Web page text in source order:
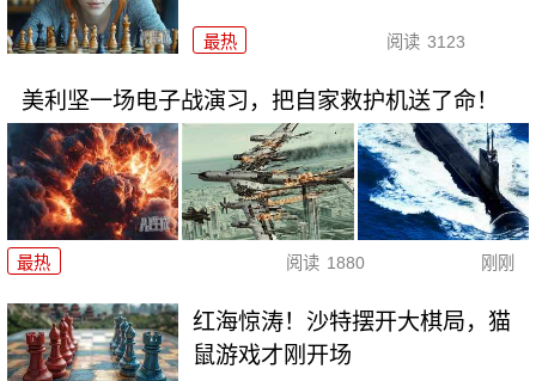
最热 阅读 3123
美利坚一场电子战演习，把自家救护机送了命！
最热 阅读 1880 刚刚
红海惊涛！沙特摆开大棋局，猫
鼠游戏才刚开场